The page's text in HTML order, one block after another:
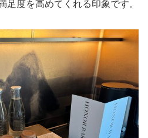
足度を高めてくれる印象です。